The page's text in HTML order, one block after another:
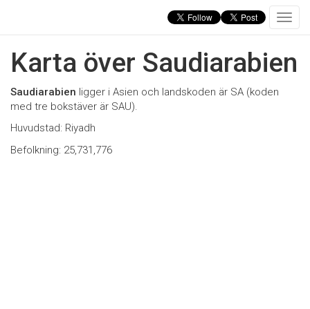
T
o
g
Karta över Saudiarabien
Saudiarabien ligger i Asien och landskoden är SA (koden
med tre bokstäver är SAU).
Huvudstad: Riyadh
Befolkning: 25,731,776